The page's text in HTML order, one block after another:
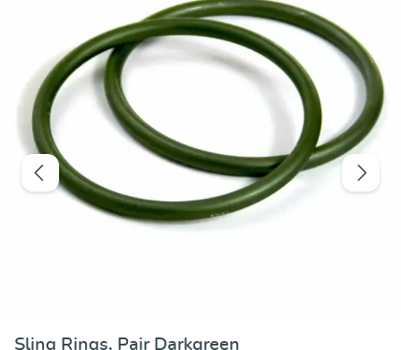
Sling Rings, Pair Darkgreen